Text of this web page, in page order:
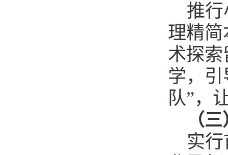
推
理精
术探
学，
队”，
（
实